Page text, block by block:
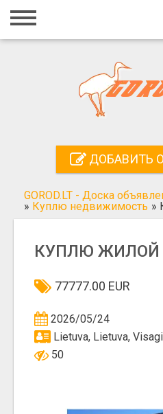
Главная
Регистрация
Поиск
ДОБАВИТЬ
GOROD.LT - Доска
» Куплю недвижимость »
КУПЛЮ
77777.00 EUR
2026/05/24
Lietuva, Lietuva,
50